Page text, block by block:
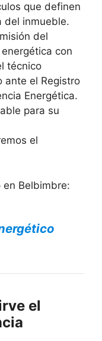
que definen
del inmueble.
del
con
técnico
ante el Registro
Energética.
para su
el
Belbimbre:
el